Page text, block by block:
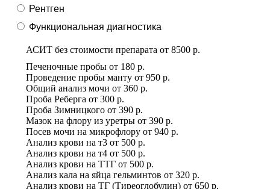
Рентген
Функциональная диагностика
АСИТ без стоимости препарата от 8500 р.
Печеночные пробы от 180 р.
Проведение пробы манту от 950 р.
Общий анализ мочи от 360 р.
Проба Реберга от 300 р.
Проба Зимницкого от 390 р.
Мазок на флору из уретры от 390 р.
Посев мочи на микрофлору от 940 р.
Анализ крови на т3 от 500 р.
Анализ крови на т4 от 500 р.
Анализ крови на ТТГ от 500 р.
Анализ кала на яйца гельминтов от 320 р.
Анализ крови на ТГ (Tиреоглобулин) от 650 р.